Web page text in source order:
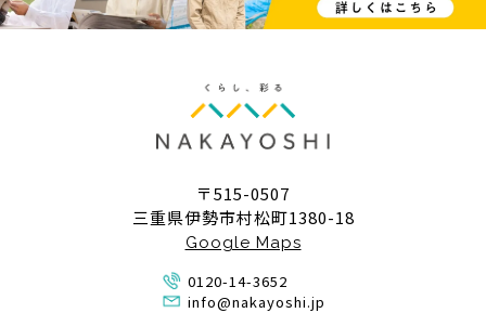
〒515-0507
三重県伊勢市村松町1380-18
Google Maps
0120-14-3652
info@nakayoshi.jp